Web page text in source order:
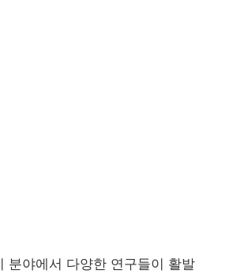
분야에서 다양한 연구들이 활발